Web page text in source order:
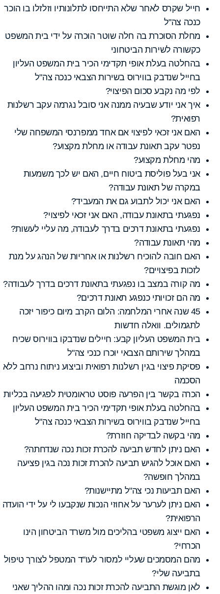
חייל שקרס לאחר שלא התייחסו לתלונותיו וזלזלו בו הוכר
כנכה צה"ל
מחלת הסוכרת בה חלה שוטר הוכרה על ידי בית המשפט
כקשורה לשירות הביטחוני
בהחלטה בעלת אופי תקדימי הכיר בית המשפט העליון
בחייל שנדבק בווירוס בשירות הצבאי כנכה צה"ל
לפי מה נקבע סכום הפיצוי?
איך אני יודע שבעיה ממנה אני סובל נגרמה עקב רשלנות
רפואית?
האם אני זכאי לפיצוי אם אחד ממפרנסי המשפחה שלי
נפטר עקב תאונת עבודה או מחלת מקצוע?
מהי מחלת מקצוע?
אני בעל פוליסת ביטוח חיים, האם יש לכך משמעות
במקרה של תאונת עבודה?
האם אני יכול לתבוע גם את המעביד?
נפגעתי בתאונת עבודה, האם אני זכאי לפיצוי?
נפגעתי בתאונת דרכים בדרך לעבודה, מה עליי לעשות?
מהי תאונת עבודה?
האם חובה להוכיח רשלנות או אחריות של הנהג על מנת
לזכות בפיצויים?
מה קורה במצב בו נפגעתי בתאונת דרכים בדרך לעבודה?
מה הם זכויותי כנפגע תאונת דרכים?
45 שנה אחרי המלחמה: הלום הקרב מיום כיפור יזכה
לתגמולים. וואלה חדשות
בית המשפט העליון קבע: חיילים שנדבקו בווירוס שכיח
במהלך שירותם הצבאי יוכרו כנכי צה"ל
פסיקת פיצוי בגין רשלנות רפואית וביצוע ניתוח נרחב ללא
הסכמה
הכרה בקשר בין הפרעה פוסט טראומטית לפגיעה בכליות
בהחלטה בעלת אופי תקדימי הכיר בית המשפט העליון
בחייל שנדבק בווירוס בשירות הצבאי כנכה צה"ל
מהי בקשה לבדיקה חוזרת?
האם ניתן לחדש תביעה להכרת זכות נכה שנדחתה?
האם אוכל להגיש תביעה להכרת זכות נכה בגין פציעה
במהלך חופשה?
האם תביעות נכי צה"ל מתיישנות?
האם ניתן לערער על אחוזי הנכות שנקבעו לי על ידי הועדה
הרפואית?
האם ייצוג משפטי בהליכים מול משרד הביטחון הינו
הכרחי?
מהם המסמכים שעליי למסור לעו"ד המטפל לצורך טיפול
בתביעה שלי?
לאן מוגשת התביעה להכרת זכות נכה ומהו ההליך שאני